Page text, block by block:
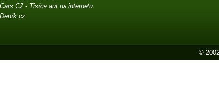
Cars.CZ - Tisíce aut na internetu
Deník.cz
©